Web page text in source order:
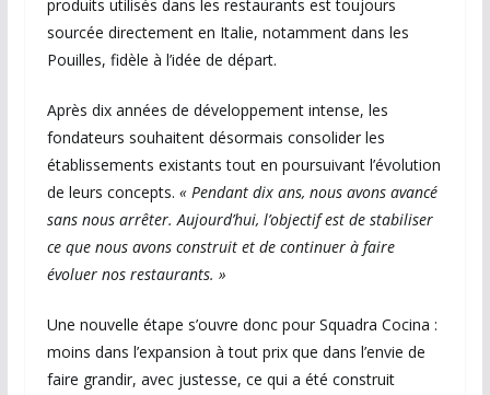
produits utilisés dans les restaurants est toujours
sourcée directement en Italie, notamment dans les
Pouilles, fidèle à l’idée de départ.
Après dix années de développement intense, les
fondateurs souhaitent désormais consolider les
établissements existants tout en poursuivant l’évolution
de leurs concepts. « Pendant dix ans, nous avons avancé
sans nous arrêter. Aujourd’hui, l’objectif est de stabiliser
ce que nous avons construit et de continuer à faire
évoluer nos restaurants. »
Une nouvelle étape s’ouvre donc pour Squadra Cocina :
moins dans l’expansion à tout prix que dans l’envie de
faire grandir, avec justesse, ce qui a été construit